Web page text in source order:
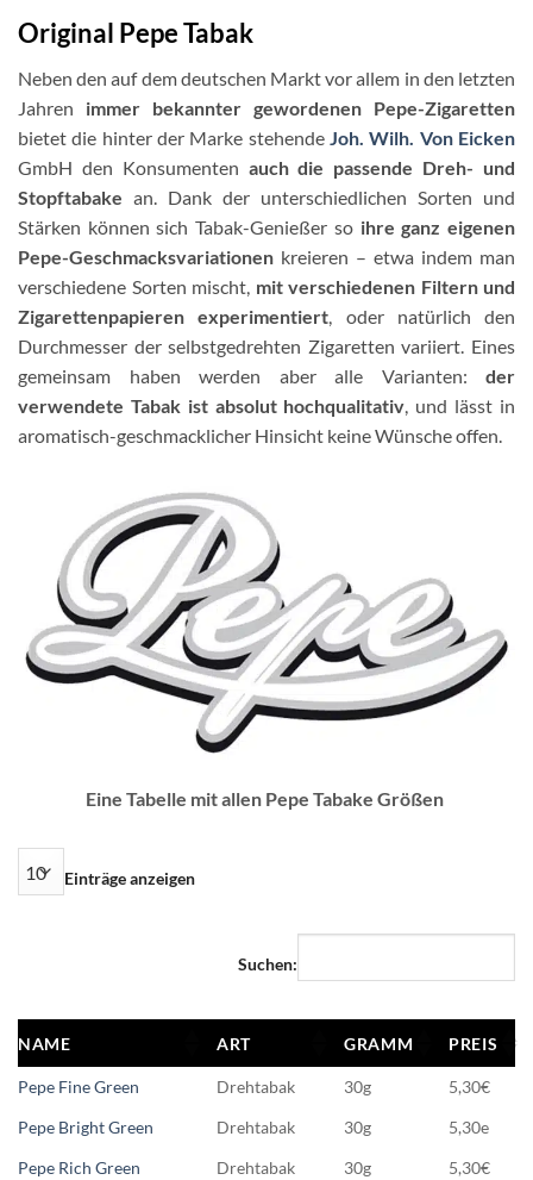
Original Pepe Tabak
Neben den auf dem deutschen Markt vor allem in den letzten
Jahren immer bekannter gewordenen Pepe-Zigaretten
bietet die hinter der Marke stehende Joh. Wilh. Von Eicken
GmbH den Konsumenten auch die passende Dreh- und
Stopftabake an. Dank der unterschiedlichen Sorten und
Stärken können sich Tabak-Genießer so ihre ganz eigenen
Pepe-Geschmacksvariationen kreieren – etwa indem man
verschiedene Sorten mischt, mit verschiedenen Filtern und
Zigarettenpapieren experimentiert, oder natürlich den
Durchmesser der selbstgedrehten Zigaretten variiert. Eines
gemeinsam haben werden aber alle Varianten: der
verwendete Tabak ist absolut hochqualitativ, und lässt in
aromatisch-geschmacklicher Hinsicht keine Wünsche offen.
Eine Tabelle mit allen Pepe Tabake Größen
Einträge anzeigen
Suchen:
NAME ART GRAMM PREIS
Pepe Fine Green Drehtabak 30g
5,30€
Pepe Bright Green
Drehtabak 30g
5,30e
Pepe Rich Green
Drehtabak 30g
5,30€